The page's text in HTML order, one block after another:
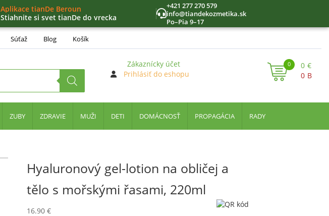
Aplikace tianDe Beroun
Stiahnite si svet tianDe do vrecka
+421 277 270 579
info@tiandekozmetika.sk
Po–Pia 9–17
Súťaž Blog Košík
Zákaznícky účet
Prihlásiť do eshopu
0 0 €
B
0
ZUBY ZDRAVIE MUŽI DETI DOMÁCNOSŤ PROPAGÁCIA RADY
Hyaluronový gel-lotion na obličej a
tělo s mořskými řasami, 220ml
16.90€